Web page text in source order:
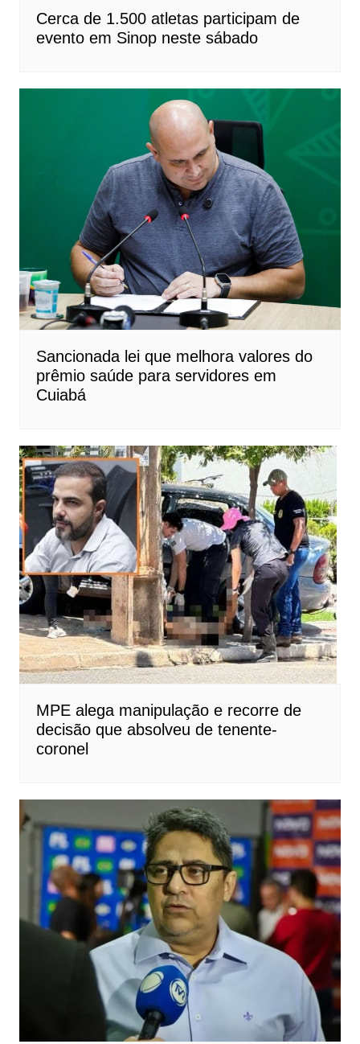
Cerca de 1.500 atletas participam de
evento em Sinop neste sábado
Sancionada lei que melhora valores do
prêmio saúde para servidores em
Cuiabá
MPE alega manipulação e recorre de
decisão que absolveu de tenente-
coronel